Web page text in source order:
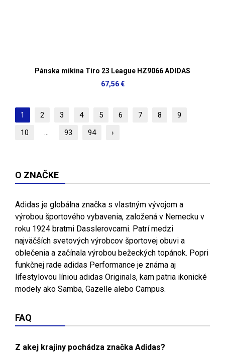
Pánska mikina Tiro 23 League HZ9066 ADIDAS
67,56 €
1 2 3 4 5 6 7 8
9
10
... 93 94 ›
O ZNAČKE
Adidas je globálna značka s vlastným vývojom a
výrobou športového vybavenia, založená v Nemecku v
roku 1924 bratmi Dasslerovcami. Patrí medzi
najväčších svetových výrobcov športovej obuvi a
oblečenia a začínala výrobou bežeckých topánok. Popri
funkčnej rade adidas Performance je známa aj
lifestylovou líniou adidas Originals, kam patria ikonické
modely ako Samba, Gazelle alebo Campus.
FAQ
Z akej krajiny pochádza značka Adidas?